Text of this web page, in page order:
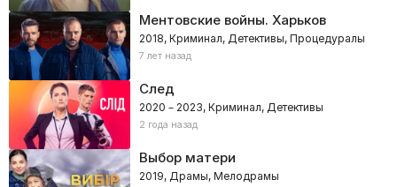
Ментовские войны. Харьков
2018, Криминал, Детективы, Процедуралы
7 лет назад
След
2020 – 2023, Криминал, Детективы
2 года назад
Выбор матери
2019, Драмы, Мелодрамы